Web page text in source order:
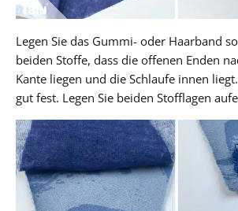
Legen Sie das Gummi- oder Haarband
beiden Stoffe, dass die offenen Enden
Kante liegen und die Schlaufe innen
gut fest. Legen Sie beiden Stofflagen